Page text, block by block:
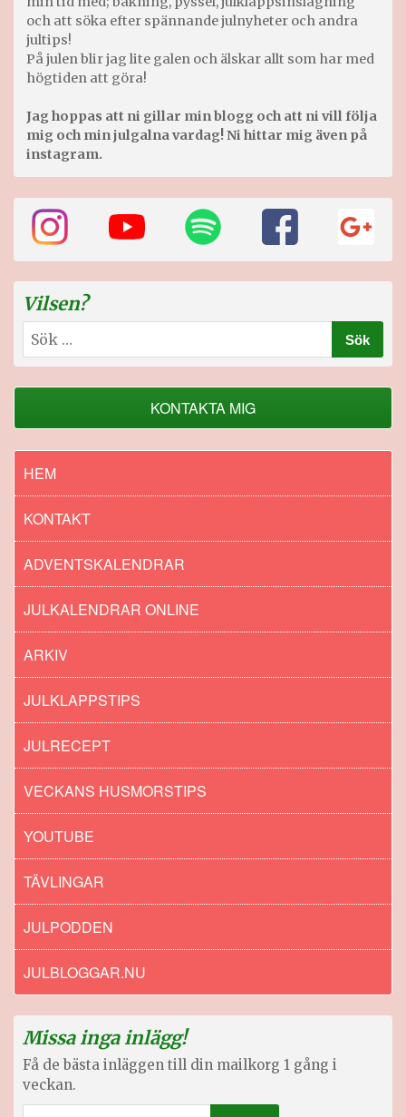
och att söka efter spännande julnyheter och andra
jultips!
På julen blir jag lite galen och älskar allt som har med
högtiden att göra!
Jag hoppas att ni gillar min blogg och att ni vill följa
mig och min julgalna vardag! Ni hittar mig även på
instagram.
Vilsen?
Sök
efter:
KONTAKTA MIG
HEM
KONTAKT
ADVENTSKALENDRAR
JULKALENDRAR ONLINE
ARKIV
JULKLAPPSTIPS
JULRECEPT
VECKANS HUSMORSTIPS
YOUTUBE
TÄVLINGAR
JULPODDEN
JULBLOGGAR.NU
Missa inga inlägg!
Få de bästa inläggen till din mailkorg 1 gång i
veckan.